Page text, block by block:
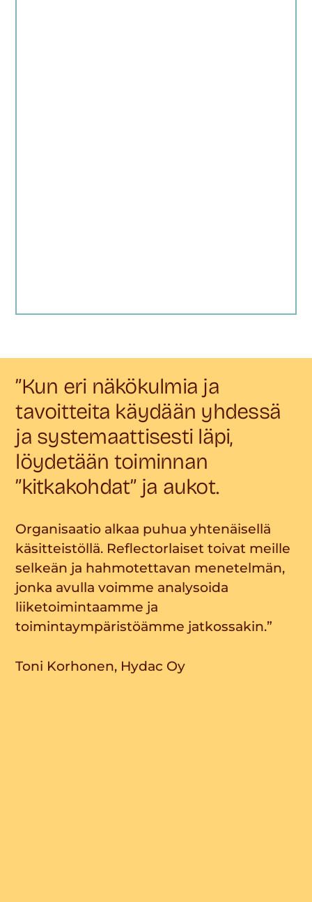
”Kun eri näkökulmia ja
tavoitteita käydään yhdessä
ja systemaattisesti läpi,
löydetään toiminnan
”kitkakohdat” ja aukot.
Organisaatio alkaa puhua yhtenäisellä
käsitteistöllä. Reflectorlaiset toivat meille
selkeän ja hahmotettavan menetelmän,
jonka avulla voimme analysoida
liiketoimintaamme ja
toimintaympäristöämme jatkossakin.”
Toni Korhonen, Hydac Oy